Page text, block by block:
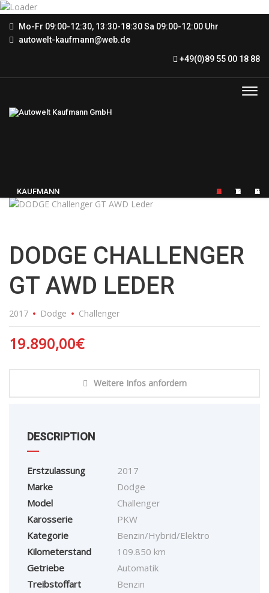
Mo-Fr 09:00-12:30, 13:30-18:30 Sa 09:00-12:00 Uhr
autowelt-kaufmann@web.de
+49(0)89 55 00 18 88
KAUFMANN FAHRZEUGE KONTAKT AGB
DODGE CHALLENGER
GT AWD LEDER
2017 Dodge Challenger
19.890,00€
Weitere Infos anfordern
DESCRIPTION
Erstzulassung
2017
Marke
Dodge
Model
Challenger
Karosserie
PKW
Kategorie
Benzin/Hybrid/Elektro
Kilometerstand
109.850 km
Getriebe
Automatik
Treibstoffart
Benzin